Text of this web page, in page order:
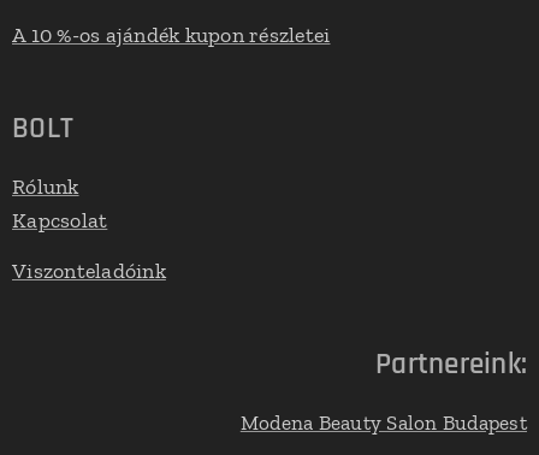
A 10 %-os ajándék kupon részletei
BOLT
Rólunk
Kapcsolat
Viszonteladóink
Partnereink:
Modena Beauty Salon Budapest